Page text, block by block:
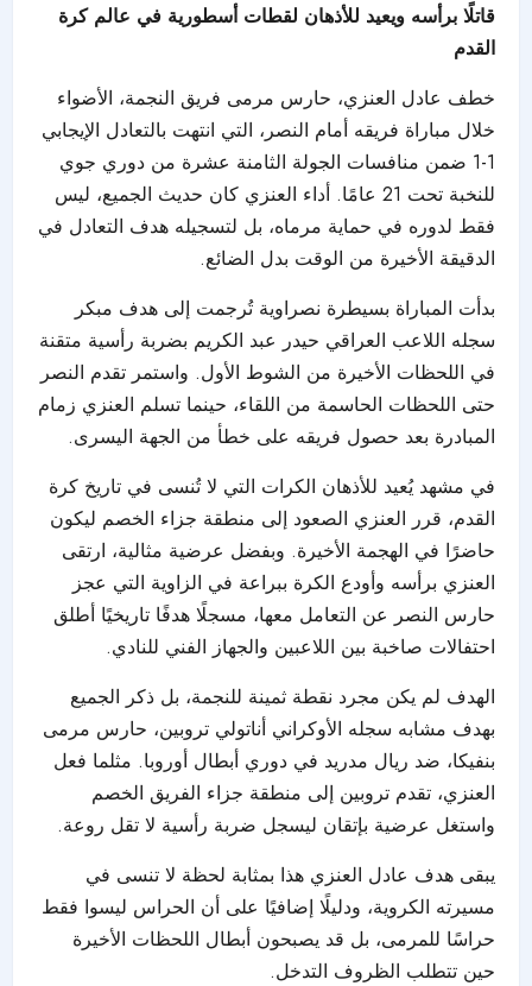
قاتلًا برأسه ويعيد للأذهان لقطات أسطورية في عالم كرة
القدم
خطف عادل العنزي، حارس مرمى فريق النجمة، الأضواء
خلال مباراة فريقه أمام النصر، التي انتهت بالتعادل الإيجابي
1-1 ضمن منافسات الجولة الثامنة عشرة من دوري جوي
للنخبة تحت 21 عامًا. أداء العنزي كان حديث الجميع، ليس
فقط لدوره في حماية مرماه، بل لتسجيله هدف التعادل في
الدقيقة الأخيرة من الوقت بدل الضائع.
بدأت المباراة بسيطرة نصراوية تُرجمت إلى هدف مبكر
سجله اللاعب العراقي حيدر عبد الكريم بضربة رأسية متقنة
في اللحظات الأخيرة من الشوط الأول. واستمر تقدم النصر
حتى اللحظات الحاسمة من اللقاء، حينما تسلم العنزي زمام
المبادرة بعد حصول فريقه على خطأ من الجهة اليسرى.
في مشهد يُعيد للأذهان الكرات التي لا تُنسى في تاريخ كرة
القدم، قرر العنزي الصعود إلى منطقة جزاء الخصم ليكون
حاضرًا في الهجمة الأخيرة. وبفضل عرضية مثالية، ارتقى
العنزي برأسه وأودع الكرة ببراعة في الزاوية التي عجز
حارس النصر عن التعامل معها، مسجلًا هدفًا تاريخيًا أطلق
احتفالات صاخبة بين اللاعبين والجهاز الفني للنادي.
الهدف لم يكن مجرد نقطة ثمينة للنجمة، بل ذكر الجميع
بهدف مشابه سجله الأوكراني أناتولي تروبين، حارس مرمى
بنفيكا، ضد ريال مدريد في دوري أبطال أوروبا. مثلما فعل
العنزي، تقدم تروبين إلى منطقة جزاء الفريق الخصم
واستغل عرضية بإتقان ليسجل ضربة رأسية لا تقل روعة.
يبقى هدف عادل العنزي هذا بمثابة لحظة لا تنسى في
مسيرته الكروية، ودليلًا إضافيًا على أن الحراس ليسوا فقط
حراسًا للمرمى، بل قد يصبحون أبطال اللحظات الأخيرة
حين تتطلب الظروف التدخل.